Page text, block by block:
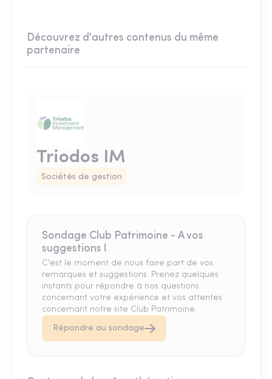
Découvrez d'autres contenus du même
partenaire
Triodos IM
Sociétés de gestion
Sondage Club Patrimoine - A vos
suggestions !
C'est le moment de nous faire part de vos
remarques et suggestions. Prenez quelques
instants pour répondre à nos questions
concernant votre expérience et vos attentes
concernant notre site Club Patrimoine.
Répondre au sondage